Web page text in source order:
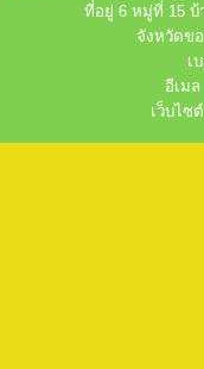
ที่อยู่ 6 หมู่ที่ 15 บ้
จังหวัดข
เ
อีเม
เว็บไซต์